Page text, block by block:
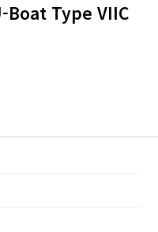
Boat Type VIIC